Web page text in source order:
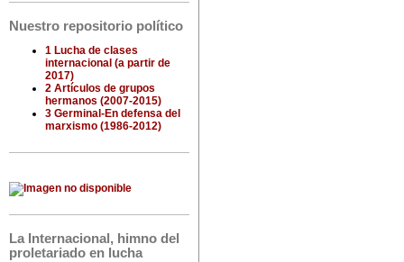
Nuestro repositorio político
1 Lucha de clases
internacional (a partir de
2017)
2 Artículos de grupos
hermanos (2007-2015)
3 Germinal-En defensa del
marxismo (1986-2012)
La Internacional, himno del
proletariado en lucha